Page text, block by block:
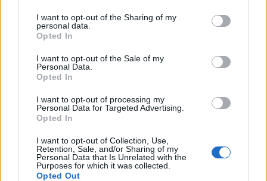
not limited to your visit or usage behaviour. You may click to
grant or deny consent to Google and its third-party tags to
use your data for below specified purposes in below Google
consent section.
I want to opt-out of the Sharing of my
personal data.
Opted In
I want to opt-out of the Sale of my
Personal Data.
Opted In
I want to opt-out of processing my
Personal Data for Targeted Advertising.
Opted In
I want to opt-out of Collection, Use,
Retention, Sale, and/or Sharing of my
Personal Data that Is Unrelated with the
Purposes for which it was collected.
Opted Out